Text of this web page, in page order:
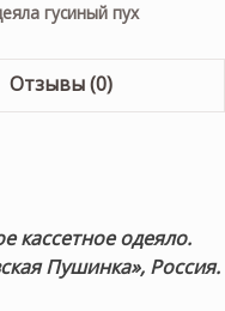
гусиный пух
Отзывы (0)
кассетное одеяло.
Пушинка», Россия.